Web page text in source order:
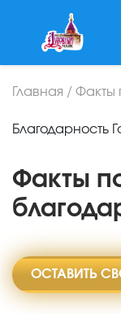
Главная / Факты
Благодарность
Факты
ОСТАВИТЬ